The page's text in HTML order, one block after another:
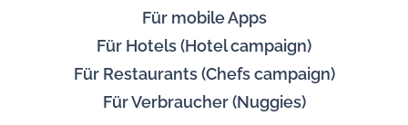
Für mobile Apps
Für Hotels (Hotel campaign)
Für Restaurants (Chefs campaign)
Für Verbraucher (Nuggies)